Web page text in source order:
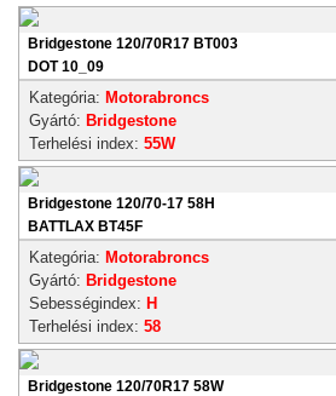
Bridgestone 120/70R17 BT003
DOT 10_09
Kategória: Motorabroncs
Gyártó: Bridgestone
Terhelési index: 55W
Bridgestone 120/70-17 58H
BATTLAX BT45F
Kategória: Motorabroncs
Gyártó: Bridgestone
Sebességindex: H
Terhelési index: 58
Bridgestone 120/70R17 58W